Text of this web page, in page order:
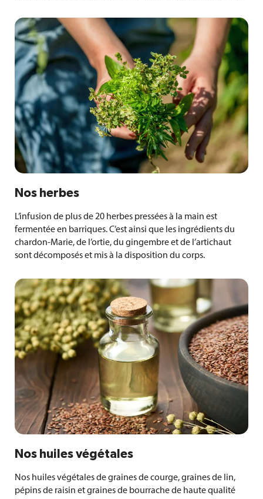
Nos herbes
L’infusion de plus de 20 herbes pressées à la main est
fermentée en barriques. C’est ainsi que les ingrédients du
chardon-Marie, de l’ortie, du gingembre et de l’artichaut
sont décomposés et mis à la disposition du corps.
Nos huiles végétales
Nos huiles végétales de graines de courge, graines de lin,
pépins de raisin et graines de bourrache de haute qualité